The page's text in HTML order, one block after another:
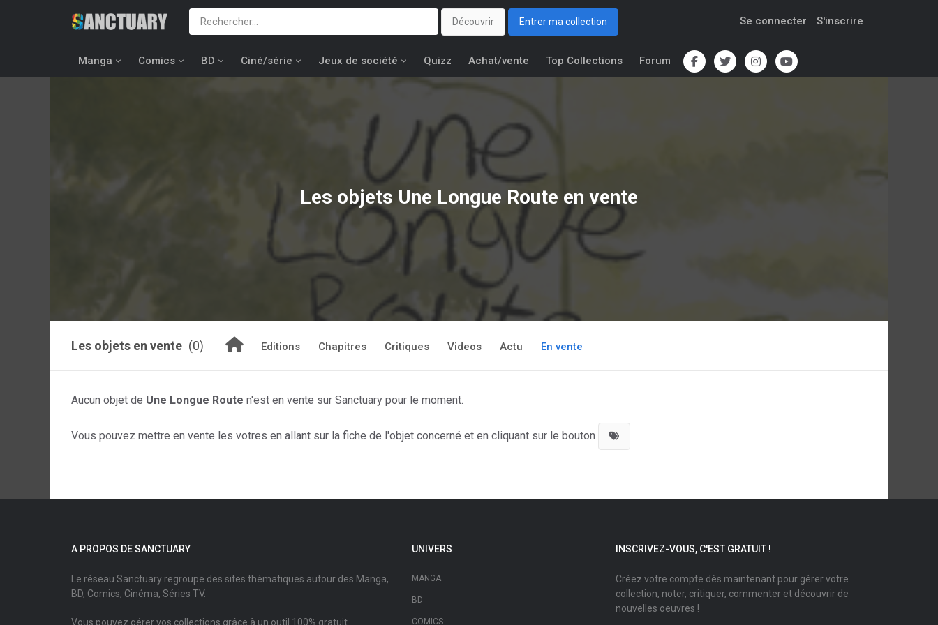
Découvrir Entrer ma collection Se connecter S'inscrire
Manga Comics BD Ciné/série Jeux de société Quizz Achat/vente Top Collections Forum
Les objets Une Longue Route en vente
Les objets en vente (0) Editions Chapitres Critiques Videos Actu En vente
Aucun objet de Une Longue Route n'est en vente sur Sanctuary pour le moment.
Vous pouvez mettre en vente les votres en allant sur la fiche de l'objet concerné et en cliquant sur le bouton
A PROPOS DE SANCTUARY
Le réseau Sanctuary regroupe des sites thématiques autour des Manga,
BD, Comics, Cinéma, Séries TV.
Vous pouvez gérer vos collections grâce à un outil 100% gratuit.
UNIVERS
MANGA
BD
COMICS
INSCRIVEZ-VOUS, C'EST GRATUIT !
Créez votre compte dès maintenant pour gérer votre
collection, noter, critiquer, commenter et découvrir de
nouvelles oeuvres !